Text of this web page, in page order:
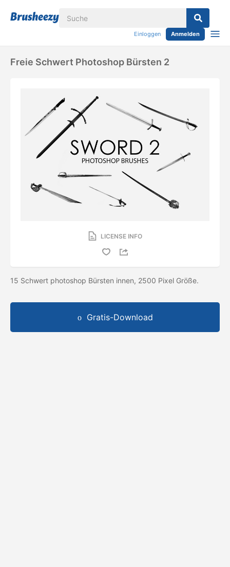
Einloggen Anmelden
Freie Schwert Photoshop Bürsten 2
LICENSE INFO
15 Schwert photoshop Bürsten innen, 2500 Pixel Größe.
Gratis-Download